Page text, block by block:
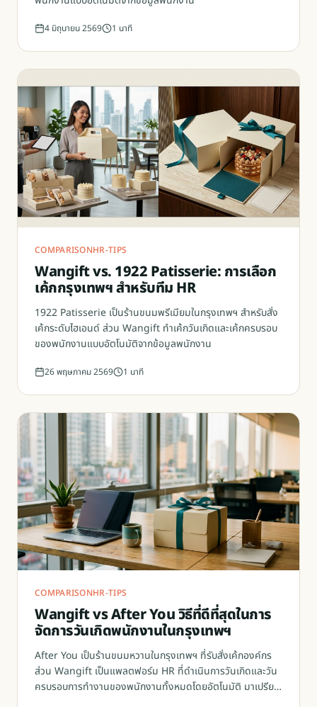
4 มิถุนายน 2569 1 นาที
COMPARISONHR-TIPS
Wangift vs. 1922 Patisserie: การเลือก
เค้กกรุงเทพฯ สำหรับทีม HR
1922 Patisserie เป็นร้านขนมพรีเมียมในกรุงเทพฯ สำหรับสั่ง
เค้กระดับไฮเอนด์ ส่วน Wangift ทำเค้กวันเกิดและเค้กครบรอบ
ของพนักงานแบบอัตโนมัติจากข้อมูลพนักงาน
26 พฤษภาคม 2569 1 นาที
COMPARISONHR-TIPS
Wangift vs After You วิธีที่ดีที่สุดในการ
จัดการวันเกิดพนักงานในกรุงเทพฯ
After You เป็นร้านขนมหวานในกรุงเทพฯ ที่รับสั่งเค้กองค์กร
ส่วน Wangift เป็นแพลตฟอร์ม HR ที่ดำเนินการวันเกิดและวัน
ครบรอบการทำงานของพนักงานทั้งหมดโดยอัตโนมัติ มาเปรียบ